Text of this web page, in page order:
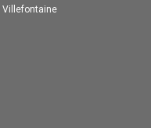
Villefontaine